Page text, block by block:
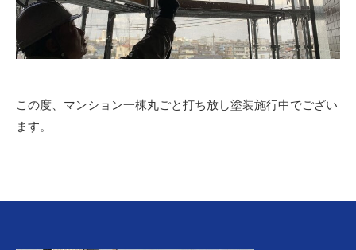
この度、マンション一棟丸ごと打ち放し塗装施行中でござい
ます。